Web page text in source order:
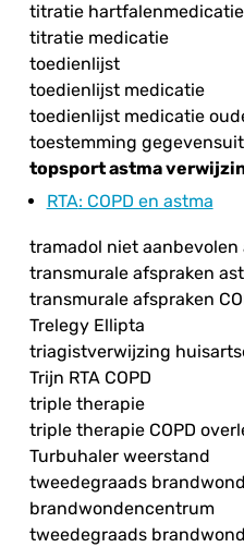
titratie hartfalenmedicatie
titratie medicatie
toedienlijst
toedienlijst medicatie
toedienlijst medicatie
toestemming
topsport astma
RTA: COPD en astma
tramadol niet aanbevolen
transmurale afspraken
transmurale afspraken
Trelegy Ellipta
triagistverwijzing
Trijn RTA COPD
triple therapie
triple therapie COPD
Turbuhaler weerstand
tweedegraads
brandwondencentrum
tweedegraads